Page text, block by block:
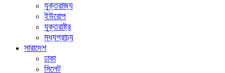
যুক্তরাজ্য
ইউরোপ
যুক্তরাষ্ট্র
মধ্যপ্রাচ্য
সারাদেশ
ঢাকা
সিলেট